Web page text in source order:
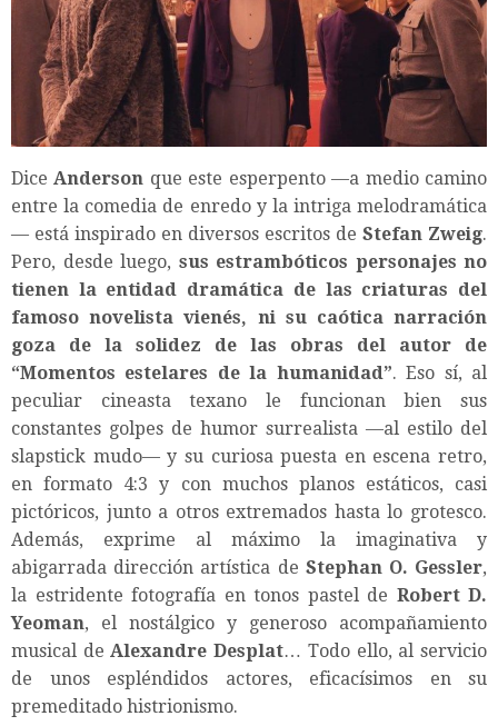
Dice Anderson que este esperpento —a medio camino
entre la comedia de enredo y la intriga melodramática
— está inspirado en diversos escritos de Stefan Zweig.
Pero, desde luego, sus estrambóticos personajes no
tienen la entidad dramática de las criaturas del
famoso novelista vienés, ni su caótica narración
goza de la solidez de las obras del autor de
“Momentos estelares de la humanidad”. Eso sí, al
peculiar cineasta texano le funcionan bien sus
constantes golpes de humor surrealista —al estilo del
slapstick mudo— y su curiosa puesta en escena retro,
en formato 4:3 y con muchos planos estáticos, casi
pictóricos, junto a otros extremados hasta lo grotesco.
Además, exprime al máximo la imaginativa y
abigarrada dirección artística de Stephan O. Gessler,
la estridente fotografía en tonos pastel de Robert D.
Yeoman, el nostálgico y generoso acompañamiento
musical de Alexandre Desplat… Todo ello, al servicio
de unos espléndidos actores, eficacísimos en su
premeditado histrionismo.